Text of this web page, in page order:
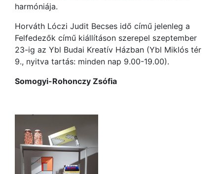
harmóniája.
Horváth Lóczi Judit Becses idő című jelenleg a
Felfedezők című kiállításon szerepel szeptember
23-ig az Ybl Budai Kreatív Házban (Ybl Miklós tér
9., nyitva tartás: minden nap 9.00-19.00).
Somogyi-Rohonczy Zsófia